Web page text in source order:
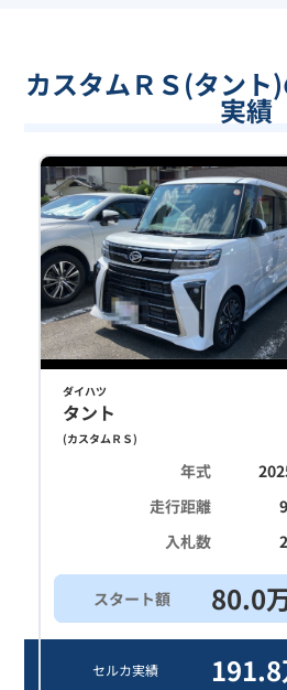
カスタムＲＳ(タント
実績
ダイハツ
タント
(カスタムＲＳ)
年式
走行距離
9
入札数
スタート額 80.0
セルカ実績 191.8